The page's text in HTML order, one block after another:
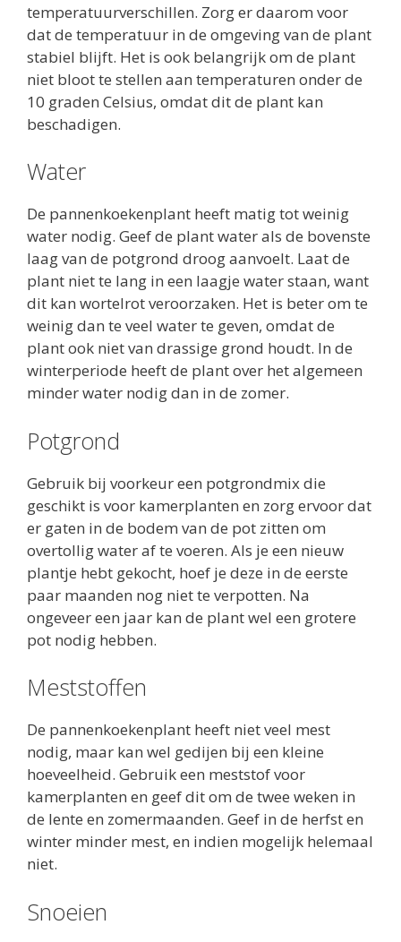
temperatuurverschillen. Zorg er daarom voor
dat de temperatuur in de omgeving van de plant
stabiel blijft. Het is ook belangrijk om de plant
niet bloot te stellen aan temperaturen onder de
10 graden Celsius, omdat dit de plant kan
beschadigen.
Water
De pannenkoekenplant heeft matig tot weinig
water nodig. Geef de plant water als de bovenste
laag van de potgrond droog aanvoelt. Laat de
plant niet te lang in een laagje water staan, want
dit kan wortelrot veroorzaken. Het is beter om te
weinig dan te veel water te geven, omdat de
plant ook niet van drassige grond houdt. In de
winterperiode heeft de plant over het algemeen
minder water nodig dan in de zomer.
Potgrond
Gebruik bij voorkeur een potgrondmix die
geschikt is voor kamerplanten en zorg ervoor dat
er gaten in de bodem van de pot zitten om
overtollig water af te voeren. Als je een nieuw
plantje hebt gekocht, hoef je deze in de eerste
paar maanden nog niet te verpotten. Na
ongeveer een jaar kan de plant wel een grotere
pot nodig hebben.
Meststoffen
De pannenkoekenplant heeft niet veel mest
nodig, maar kan wel gedijen bij een kleine
hoeveelheid. Gebruik een meststof voor
kamerplanten en geef dit om de twee weken in
de lente en zomermaanden. Geef in de herfst en
winter minder mest, en indien mogelijk helemaal
niet.
Snoeien